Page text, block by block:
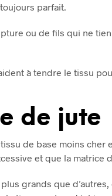
parfait.
ou de fils qui ne
à tendre le tissu
de jute
de base moins
et que la matrice
grands que